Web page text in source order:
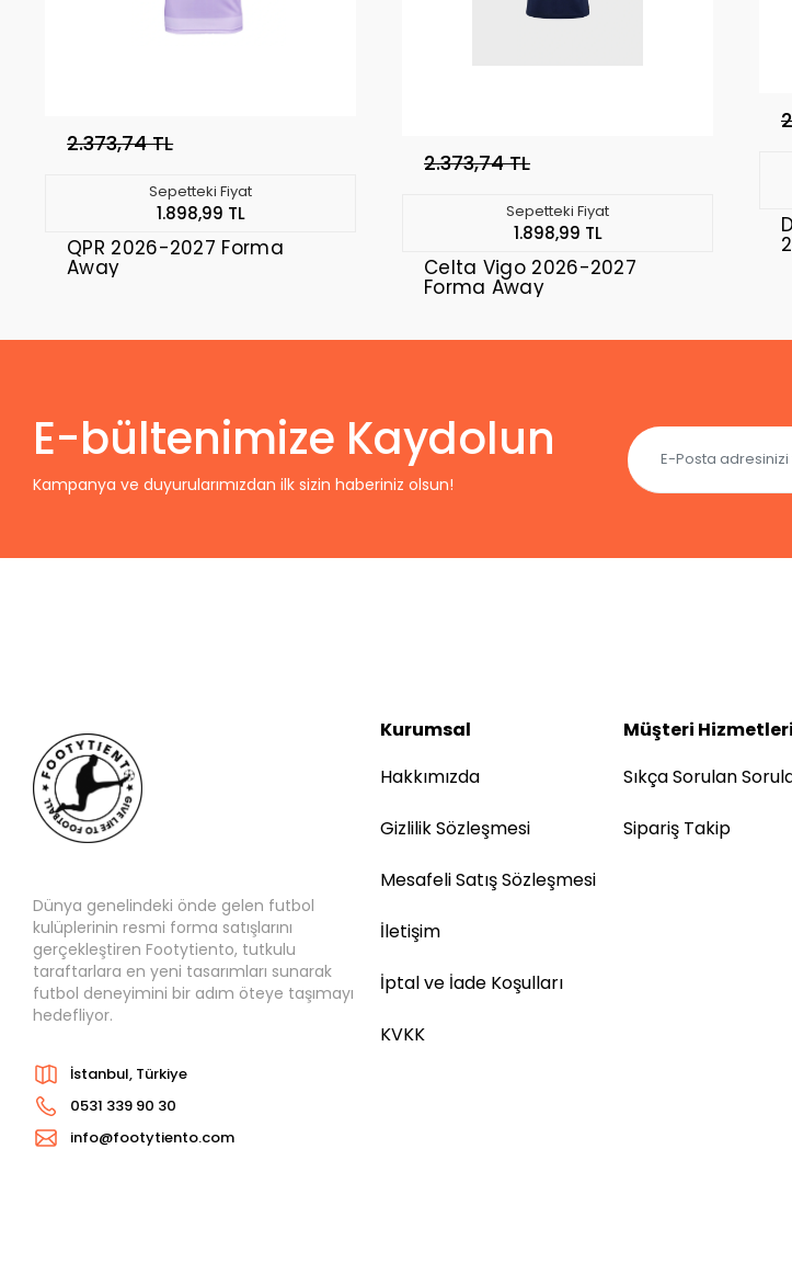
2.373,74 TL
Sepetteki Fiyat
1.898,99 TL
QPR 2026-2027 Forma
Away
2.373,74 TL
Sepetteki Fiyat
1.898,99 TL
Celta Vigo 2026-2027
Forma Away
E-bültenimize Kaydolun
Kampanya ve duyurularımızdan ilk sizin haberiniz olsun!
Dünya genelindeki önde gelen futbol
kulüplerinin resmi forma satışlarını
gerçekleştiren Footytiento, tutkulu
taraftarlara en yeni tasarımları sunarak
futbol deneyimini bir adım öteye taşımayı
hedefliyor.
İstanbul, Türkiye
0531 339 90 30
info@footytiento.com
Kurumsal
Hakkımızda
Gizlilik Sözleşmesi
Mesafeli Satış Sözleşmesi
İletişim
İptal ve İade Koşulları
KVKK
Müşteri Hizmetleri
Sıkça Sorulan
Sipariş Takip